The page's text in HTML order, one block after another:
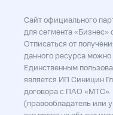
Сайт официального
для сегмента
Отписаться от
данного ресурса можно
Единственным
является ИП Синицин
договора с ПАО «МТС».
(правообладатель или